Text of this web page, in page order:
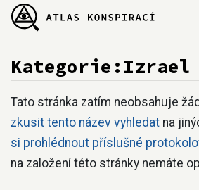
Kategorie:Izrael
Přejít na:navigace, hledání
Tato stránka zatím neobsahuje
zkusit tento název vyhledat na
si prohlédnout příslušné
na založení této stránky nemáte